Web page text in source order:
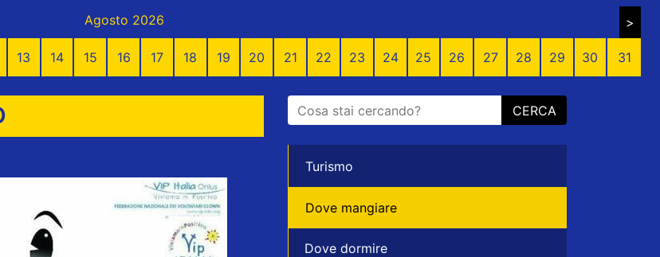
Agosto 2026 >
13 14 15 16 17 18 19 20 21 22 23 24 25 26 27 28 29 30 31
CERCA
Turismo
Dove mangiare
Dove dormire